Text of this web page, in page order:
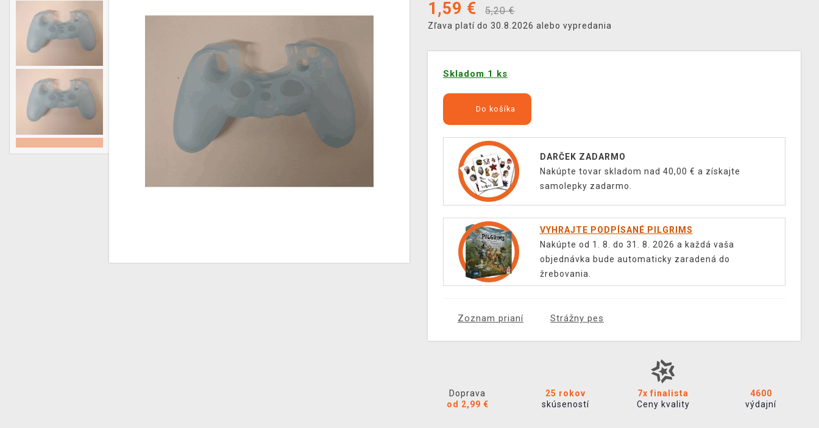
1,59 € 5,20 €
Zľava platí do 30.8.2026 alebo vypredania
Skladom 1 ks
Do košíka
DARČEK ZADARMO
Nakúpte tovar skladom nad 40,00 € a získajte
samolepky zadarmo.
VYHRAJTE PODPÍSANÉ PILGRIMS
Nakúpte od 1. 8. do 31. 8. 2026 a každá vaša
objednávka bude automaticky zaradená do
žrebovania.
Zoznam prianí Strážny pes
Doprava
od 2,99 €
25 rokov
skúseností
7x finalista
Ceny kvality
4600
výdajní